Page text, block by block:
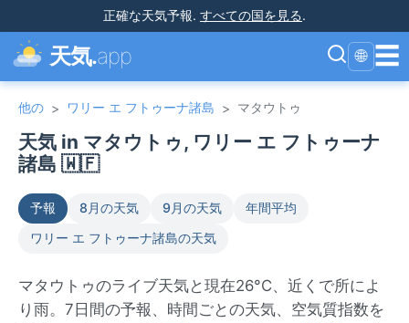
正確な天気予報. すべての国を見る.
天気.app 🌐 ☰
他の > ワリー エ フトゥーナ諸島 > マタウトゥ
天気 in マタウトゥ, ワリー エ フトゥーナ
諸島 🇼🇫
予報 8月の天気 9月の天気
年間平均
ワリー エ フトゥーナ諸島の天気
マタウトゥのライブ天気と現在26°C、近くで所によ
り雨。7日間の予報、時間ごとの天気、空気質指数を